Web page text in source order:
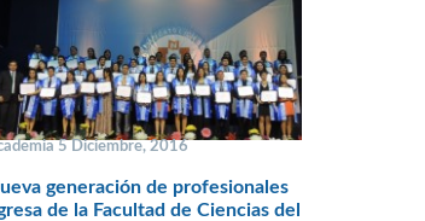
5 Diciembre, 2016
generación de profesionales
de la Facultad de Ciencias del